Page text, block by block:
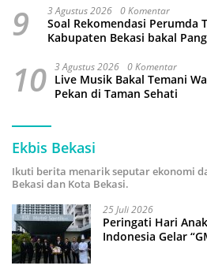
9 3 Agustus 2026 0 Komentar
Soal Rekomendasi Perumda
Kabupaten Bekasi bakal
10 3 Agustus 2026 0 Komentar
Live Musik Bakal Temani
Pekan di Taman Sehati
Ekbis Bekasi
Ikuti berita menarik seputar ekonomi
Bekasi dan Kota Bekasi.
25 Juli 2026
Peringati Hari
Indonesia Gelar